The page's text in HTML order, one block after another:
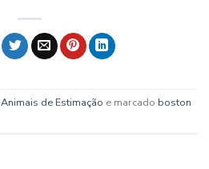
Animais de Estimação e marcado boston